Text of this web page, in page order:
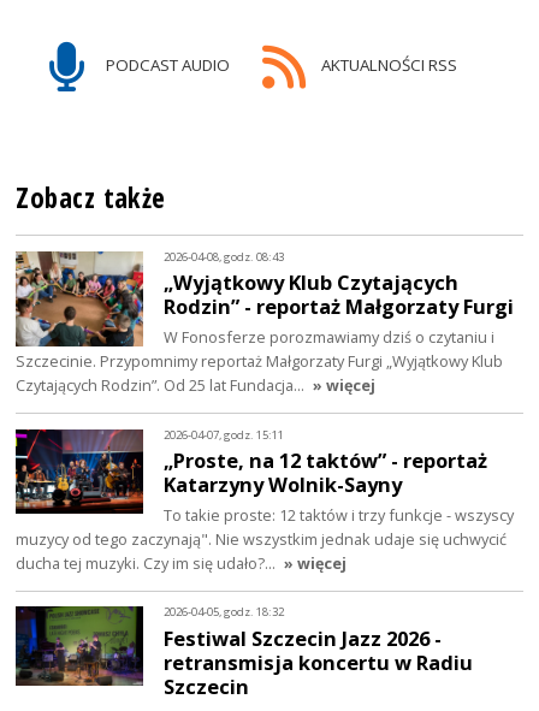
PODCAST AUDIO AKTUALNOŚCI RSS
Zobacz także
2026-04-08, godz. 08:43
„Wyjątkowy Klub Czytających
Rodzin” - reportaż Małgorzaty Furgi
W Fonosferze porozmawiamy dziś o czytaniu i
Szczecinie. Przypomnimy reportaż Małgorzaty Furgi „Wyjątkowy Klub
Czytających Rodzin”. Od 25 lat Fundacja… » więcej
2026-04-07, godz. 15:11
„Proste, na 12 taktów” - reportaż
Katarzyny Wolnik-Sayny
To takie proste: 12 taktów i trzy funkcje - wszyscy
muzycy od tego zaczynają". Nie wszystkim jednak udaje się uchwycić
ducha tej muzyki. Czy im się udało?… » więcej
2026-04-05, godz. 18:32
Festiwal Szczecin Jazz 2026 -
retransmisja koncertu w Radiu
Szczecin